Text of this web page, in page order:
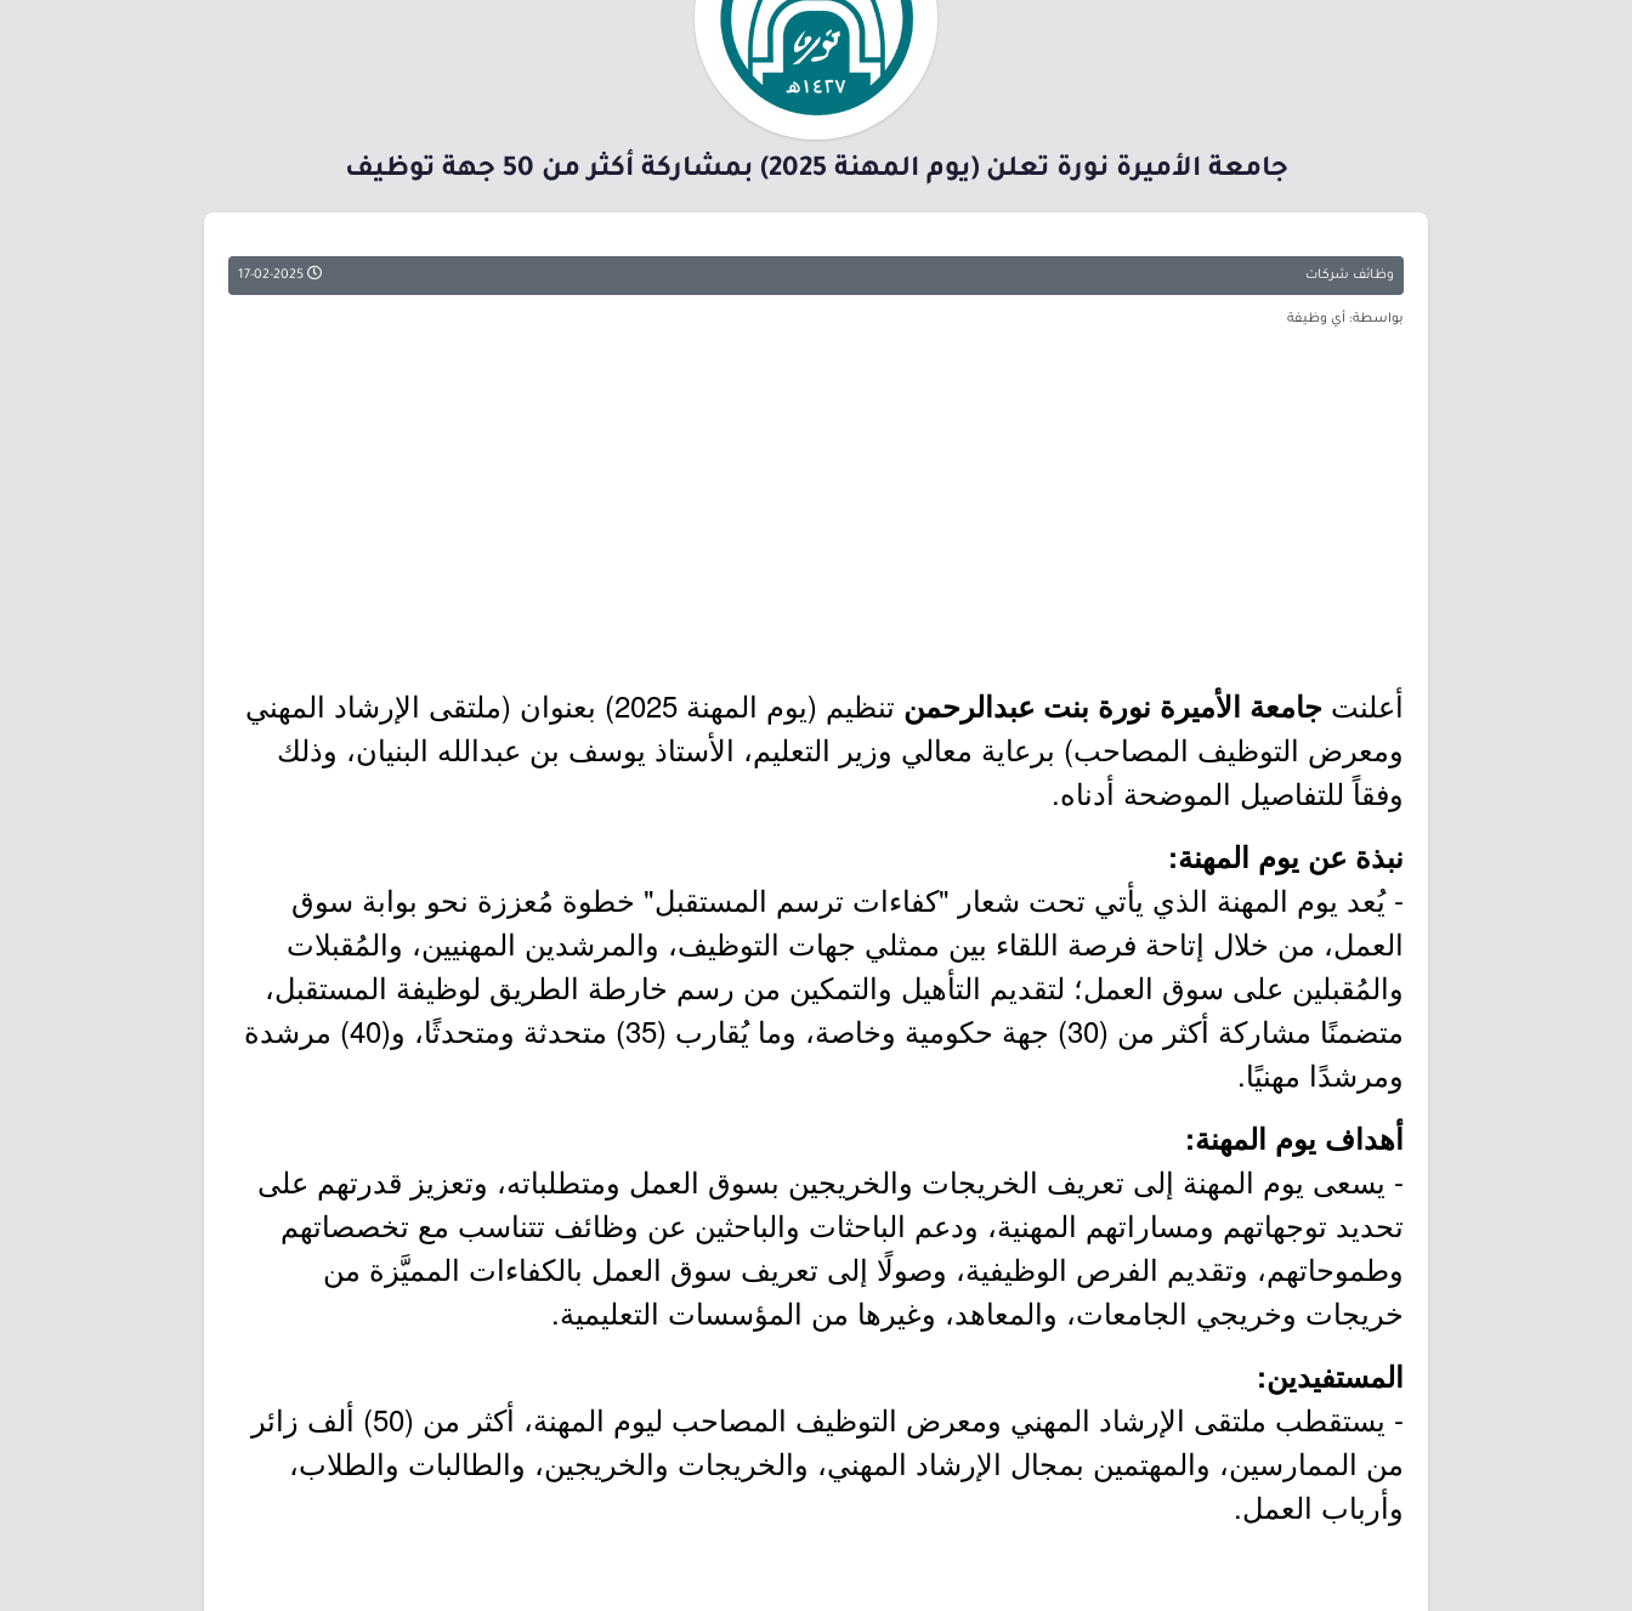
جامعة الأميرة نورة تعلن (يوم المهنة 2025) بمشاركة أكثر من 50 جهة توظيف
وظائف شركات
بواسطة: أي وظيفة
أعلنت جامعة الأميرة نورة بنت عبدالرحمن
تنظيم (يوم المهنة 2025) بعنوان (ملتقى الإرشاد المهني
ومعرض التوظيف المصاحب) برعاية معالي وزير التعليم، الأستاذ يوسف بن عبدالله البنيان، وذلك
وفقاً للتفاصيل الموضحة أدناه.
نبذة عن يوم المهنة:
- يُعد يوم المهنة الذي يأتي تحت شعار "كفاءات ترسم المستقبل" خطوة مُعززة نحو بوابة سوق
العمل، من خلال إتاحة فرصة اللقاء بين ممثلي جهات التوظيف، والمرشدين المهنيين، والمُقبلات
والمُقبلين على سوق العمل؛ لتقديم التأهيل والتمكين من رسم خارطة الطريق لوظيفة المستقبل،
متضمنًا مشاركة أكثر من (30) جهة حكومية وخاصة، وما يُقارب (35) متحدثة ومتحدثًا، و(40) مرشدة
ومرشدًا مهنيًا.
أهداف يوم المهنة:
- يسعى يوم المهنة إلى تعريف الخريجات والخريجين بسوق العمل ومتطلباته، وتعزيز قدرتهم على
تحديد توجهاتهم ومساراتهم المهنية، ودعم الباحثات والباحثين عن وظائف تتناسب مع تخصصاتهم
وطموحاتهم، وتقديم الفرص الوظيفية، وصولًا إلى تعريف سوق العمل بالكفاءات المميَّزة من
خريجات وخريجي الجامعات، والمعاهد، وغيرها من المؤسسات التعليمية.
المستفيدين:
- يستقطب ملتقى الإرشاد المهني ومعرض التوظيف المصاحب ليوم المهنة، أكثر من (50) ألف زائر
من الممارسين، والمهتمين بمجال الإرشاد المهني، والخريجات والخريجين، والطالبات والطلاب،
وأرباب العمل.